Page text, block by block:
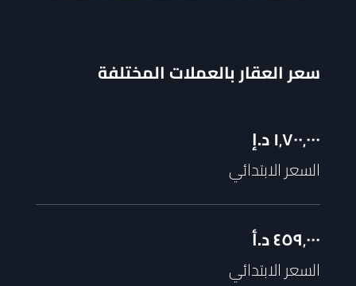
سعر العقار بالعملات المختلفة
١٬٧٠٠٬٠٠٠د.إ
السعر الابتدائي
٤٥٩٬٠٠٠د.أ
السعر الابتدائي